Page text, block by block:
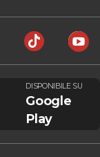
DISPONIBILE SU
Google
Play